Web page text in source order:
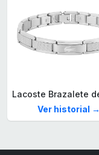
Ver historial →